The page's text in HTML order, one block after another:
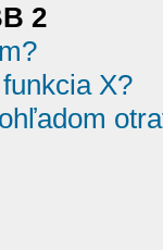
2
X?